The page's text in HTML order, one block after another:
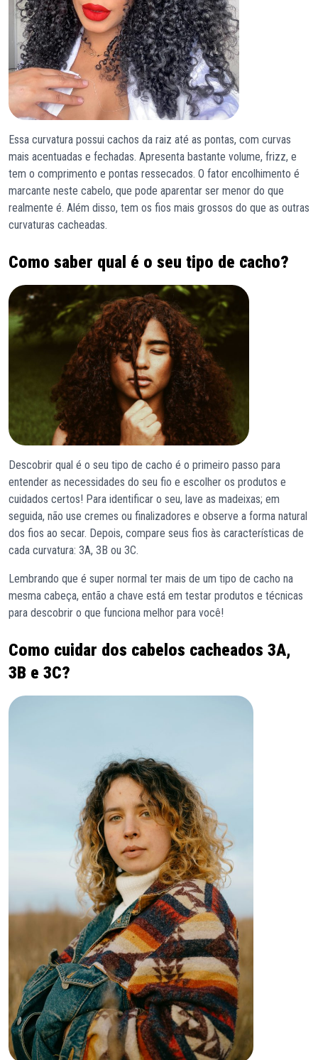
Essa curvatura possui cachos da raiz até as pontas, com curvas
mais acentuadas e fechadas. Apresenta bastante volume, frizz, e
tem o comprimento e pontas ressecados. O fator encolhimento é
marcante neste cabelo, que pode aparentar ser menor do que
realmente é. Além disso, tem os fios mais grossos do que as outras
curvaturas cacheadas.
Como saber qual é o seu tipo de cacho?
Descobrir qual é o seu tipo de cacho é o primeiro passo para
entender as necessidades do seu fio e escolher os produtos e
cuidados certos! Para identificar o seu, lave as madeixas; em
seguida, não use cremes ou finalizadores e observe a forma natural
dos fios ao secar. Depois, compare seus fios às características de
cada curvatura: 3A, 3B ou 3C.
Lembrando que é super normal ter mais de um tipo de cacho na
mesma cabeça, então a chave está em testar produtos e técnicas
para descobrir o que funciona melhor para você!
Como cuidar dos cabelos cacheados 3A,
3B e 3C?